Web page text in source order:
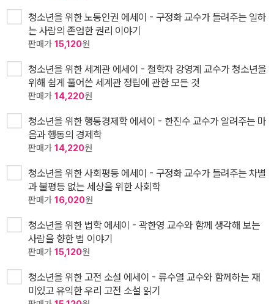
청소년을 위한 노동인권 에세이 - 구정화 교수가 들려주는 일하
는 사람의 존엄한 권리 이야기
판매가 15,120원
청소년을 위한 세계관 에세이 - 철학자 강영계 교수가 청소년을
위해 쉽게 풀어쓴 세계관 정립에 관한 모든 것
판매가 14,220원
청소년을 위한 행동경제학 에세이 - 한진수 교수가 알려주는 마
음과 행동의 경제학
판매가 14,220원
청소년을 위한 사회평등 에세이 - 구정화 교수가 들려주는 차별
과 불평등 없는 세상을 위한 사회학
판매가 16,020원
청소년을 위한 법학 에세이 - 곽한영 교수와 함께 생각해 보는
사람을 향한 법 이야기
판매가 15,120원
청소년을 위한 고전 소설 에세이 - 류수열 교수와 함께하는 재
미있고 유익한 우리 고전 소설 읽기